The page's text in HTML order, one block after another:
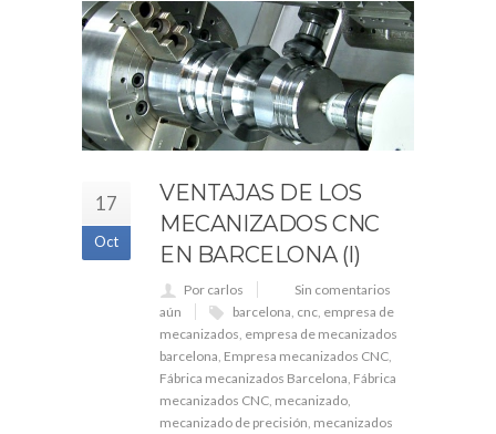
17
Oct
VENTAJAS DE LOS
MECANIZADOS CNC
EN BARCELONA (I)
Por carlos
Sin comentarios
aún
barcelona cnc empresa de
mecanizados empresa de mecanizados
barcelona Empresa mecanizados CNC
Fábrica mecanizados Barcelona Fábrica
mecanizados CNC mecanizado
mecanizado de precisión mecanizados